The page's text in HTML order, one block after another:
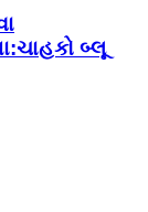
બ્લૂ